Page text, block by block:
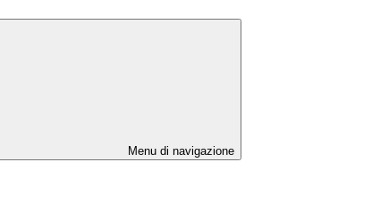
Menu di navigazione